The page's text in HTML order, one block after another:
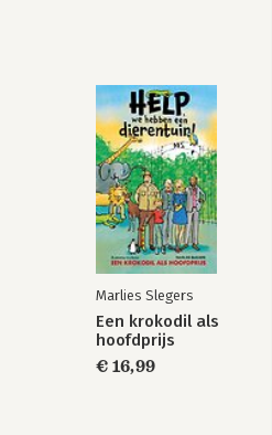
Marlies Slegers
Een krokodil als
hoofdprijs
€ 16,99